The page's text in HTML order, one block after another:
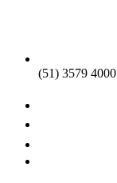
(51) 3579 4000